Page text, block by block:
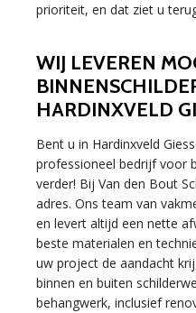
prioriteit, en dat ziet u
WIJ LEVEREN
HARDINXVELD
Bent u in Hardinxveld
professioneel bedrijf voor
verder! Bij Van den Bout
adres. Ons team van
en levert altijd een nette
beste materialen en
uw project de aandacht
binnen en buiten
behangwerk, inclusief